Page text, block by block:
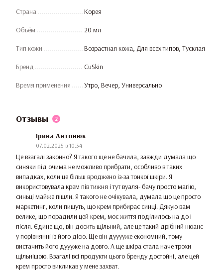
Страна Корея
Объём 20 мл
Тип кожи Возрастная кожа, Для всех типов, Тусклая
Бренд CuSkin
Время применения Утро, Вечер, Универсально
Отзывы 2
Ірина Антонюк
07.02.2025 в 10:34
Це взагалі законно? Я такого ще не бачила, завжди думала що
синяки під очима не можливо прибрати, особливо в таких
випадках, коли це більш вроджено із-за тонкої шкіри. Я
використовувала крем пів тижня і тут вуаля- бачу просто магію,
синьці майже пішли. Я такого не очікувала, думала що це просто
маркетинг, коли пишуть, що крем прибирає синці. Дякую вам
велике, що порадили цей крем, моє життя поділилось на до і
після. Єдине що, він досить щільний, але це такий дрібний нюанс
у порівнянні із його дією. Ще він дууууже економний, тому
вистачить його дуууже на довго. А ще шкіра стала наче трохи
щільнішою. Взагалі всі продукти цього бренду достойні, але цей
крем просто викликав у мене захват.